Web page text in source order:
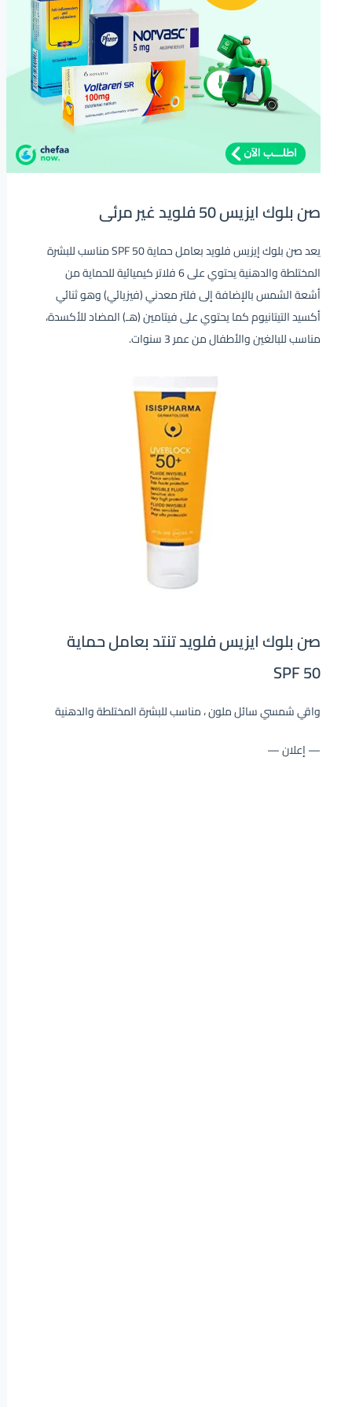
صن بلوك ايزيس 50 فلويد غير مرئى
يعد صن بلوك إيزيس فلويد بعامل حماية SPF 50 مناسب للبشرة
المختلطة والدهنية يحتوي على 6 فلاتر كيميائية للحماية من
أشعة الشمس بالإضافة إلى فلتر معدني (فيزيائي) وهو ثنائي
أكسيد التيتانيوم كما يحتوي على فيتامين (هـ) المضاد للأكسدة،
مناسب للبالغين والأطفال من عمر 3 سنوات.
صن بلوك ايزيس فلويد تنتد بعامل حماية
SPF 50
واقي شمسي سائل ملون ، مناسب للبشرة المختلطة والدهنية
— إعلان —